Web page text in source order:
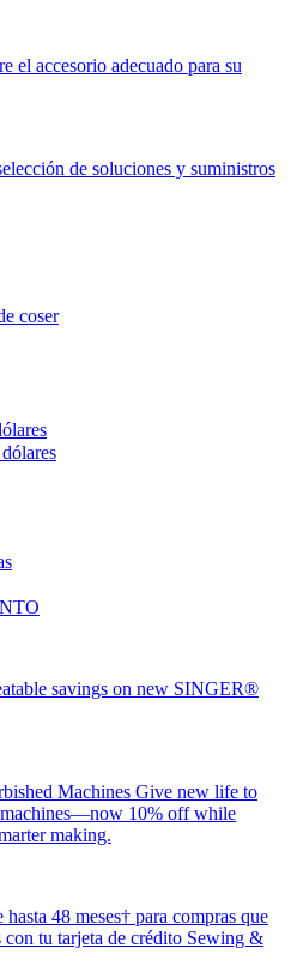
el accesorio adecuado para su
de soluciones y suministros
coser
savings on new SINGER®
Machines Give new life to
10% off while
making.
48 meses† para compras que
con tu tarjeta de crédito Sewing &